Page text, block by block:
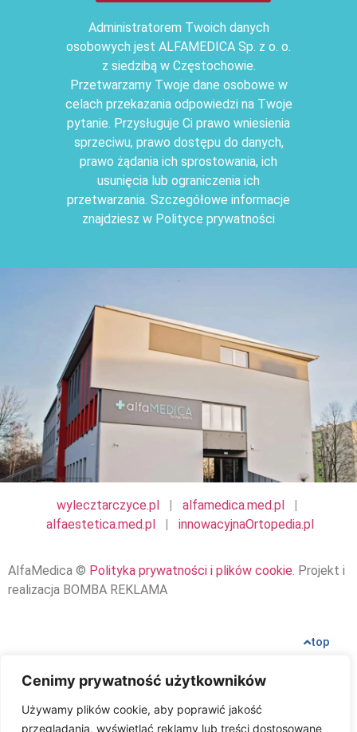
Cenimy prywatność użytkowników
Używamy plików cookie, aby poprawić jakość
przeglądania, wyświetlać reklamy lub treści dostosowane
Administratorem Twoich danych
osobowych jest ALFAMEDICA Sp. z o. o.
z siedzibą w Częstochowie.
Przetwarzamy Twoje dane osobowe w
celach przekazania odpowiedzi na Twoje
pytanie. Przysługuje Ci prawo wniesienia
sprzeciwu, prawo dostępu do danych,
prawo żądania ich sprostowania, ich
usunięcia lub ograniczenia ich
przetwarzania. Szczegółowe informacje
znajdziesz w Polityce prywatności
.
wylecztarczyce.pl | alfamedica.med.pl
|
alfaestetica.med.pl
| innowacyjnaOrtopedia.pl
AlfaMedica © Polityka prywatności i plików cookie. Projekt i
realizacja BOMBA REKLAMA
top